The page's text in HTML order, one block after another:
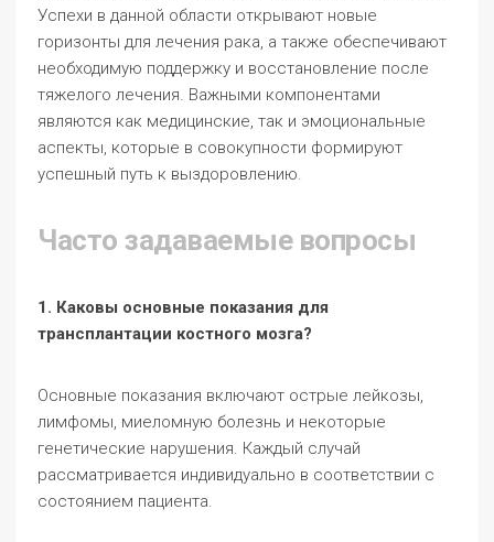
Успехи в данной области открывают новые
горизонты для лечения рака, а также обеспечивают
необходимую поддержку и восстановление после
тяжелого лечения. Важными компонентами
являются как медицинские, так и эмоциональные
аспекты, которые в совокупности формируют
успешный путь к выздоровлению.
Часто задаваемые вопросы
1. Каковы основные показания для
трансплантации костного мозга?
Основные показания включают острые лейкозы,
лимфомы, миеломную болезнь и некоторые
генетические нарушения. Каждый случай
рассматривается индивидуально в соответствии с
состоянием пациента.